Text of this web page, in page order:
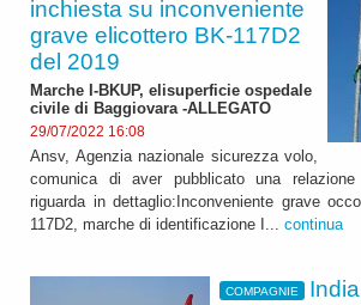
inchiesta su inconveniente
grave elicottero BK-117D2
del 2019
Marche I-BKUP, elisuperficie ospedale
civile di Baggiovara -ALLEGATO
29/07/2022 16:08
Ansv, Agenzia nazionale sicurezza volo,
comunica di aver pubblicato una relazione
riguarda in dettaglio:Inconveniente grave
117D2, marche di identificazione I... continua
COMPAGNIE